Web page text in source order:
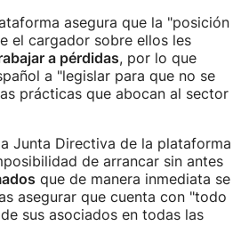
asegura que la "posición
el cargador sobre ellos les
a pérdidas, por lo que
a "legislar para que no se
prácticas que abocan al sector
Junta Directiva de la plataforma
de arrancar sin antes
que de manera inmediata se
asegurar que cuenta con "todo
sus asociados en todas las